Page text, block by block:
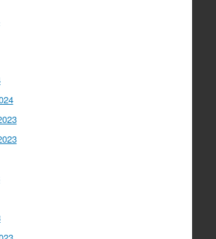
Viva
fazemos parte de equipas
multidisciplinares que têm
objetivo comum: a resolução de
mun…
i/web/status/1…
Viva
impacto dos jovens investigadores,
eu, na sociedade é hoje muito
Viva
científica no futuro da Europa